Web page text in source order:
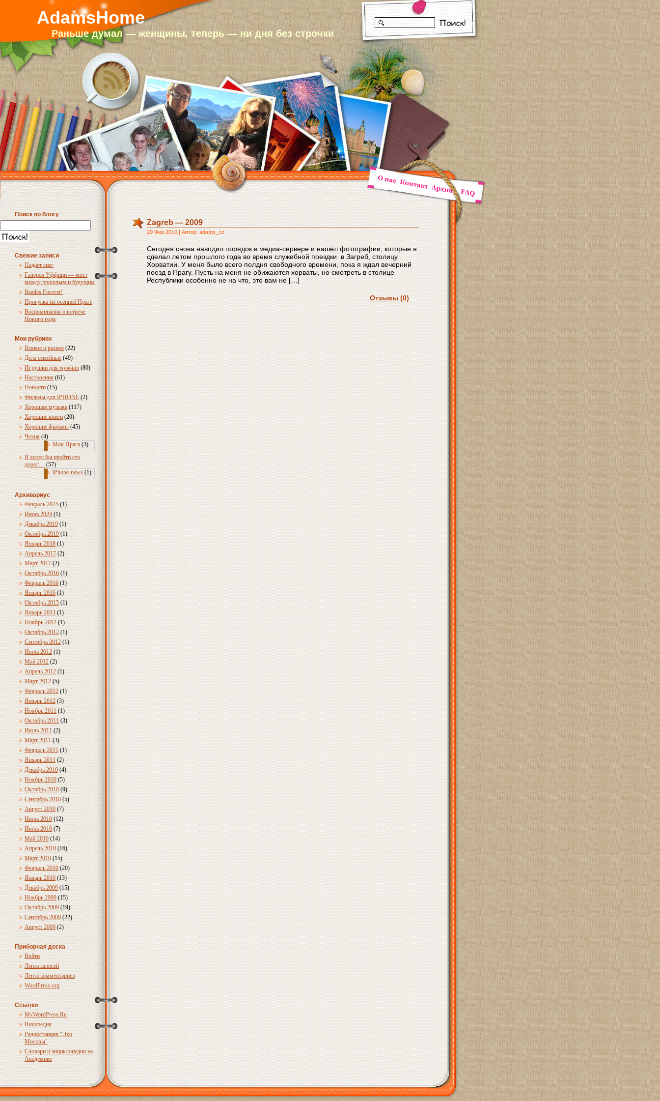
AdamsHome
Раньше думал — женщины, теперь — ни дня без строчки
Поиск по блогу
Свежие записи
Падает снег
Галерея Уффици — мост
между прошлым и будущим
Beatles Forever!
Прогулка по осенней Праге
Воспоминания о встрече
Нового года
Мои рубрики
Всякое и разное (22)
Дела семейные (49)
Игрушки для мужчин (80)
Настроения (61)
Новости (15)
Фильмы для IPHONE (2)
Хорошая музыка (117)
Хорошие книги (20)
Хорошие фильмы (45)
Чехия (4)
Моя Прага (3)
Я хотел бы пройти сто
дорог… (57)
iPhone-news (1)
Архивариус
Февраль 2025 (1)
Июнь 2024 (1)
Декабрь 2019 (1)
Октябрь 2019 (1)
Январь 2018 (1)
Апрель 2017 (2)
Март 2017 (2)
Октябрь 2016 (1)
Февраль 2016 (1)
Январь 2016 (1)
Октябрь 2015 (1)
Январь 2013 (1)
Ноябрь 2012 (1)
Октябрь 2012 (1)
Сентябрь 2012 (1)
Июль 2012 (1)
Май 2012 (2)
Апрель 2012 (1)
Март 2012 (5)
Февраль 2012 (1)
Январь 2012 (3)
Ноябрь 2011 (1)
Октябрь 2011 (3)
Июль 2011 (2)
Март 2011 (3)
Февраль 2011 (1)
Январь 2011 (2)
Декабрь 2010 (4)
Ноябрь 2010 (5)
Октябрь 2010 (9)
Сентябрь 2010 (5)
Август 2010 (7)
Июль 2010 (12)
Июнь 2010 (7)
Май 2010 (14)
Апрель 2010 (16)
Март 2010 (15)
Февраль 2010 (20)
Январь 2010 (13)
Декабрь 2009 (15)
Ноябрь 2009 (15)
Октябрь 2009 (19)
Сентябрь 2009 (22)
Август 2009 (2)
Приборная доска
Войти
Лента записей
Лента комментариев
WordPress.org
Ссылки
MyWordPress.Ru
Википедия
Радиостанция "Эхо
Москвы"
Словари и энциклопедии на
Академике
Zagreb — 2009
20 Фев 2010 | Автор: adams_cz
Сегодня снова наводил порядок в медиа-сервере и нашёл фотографии, которые я
сделал летом прошлого года во время служебной поездки в Загреб, столицу
Хорватии. У меня было всего полдня свободного времени, пока я ждал вечерний
поезд в Прагу. Пусть на меня не обижаются хорваты, но смотреть в столице
Республики особенно не на что, это вам не […]
Отзывы (0)